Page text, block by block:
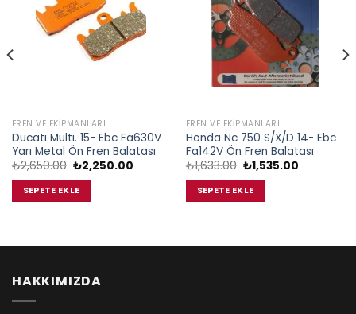
FREN VE EKIPMANLARI
Ducatı Multı. 15- Ebc Fa630V
Yarı Metal Ön Fren Balatası
₺2,650.00 Orijinal
fiyat:
₺2,650.00.
₺2,250.00Şu
SEPETE EKLE
FREN VE EKIPMANLARI
Honda Nc 750 S/X/D 14- Ebc
Fa142V Ön Fren Balatası
₺1,633.00 Orijinal
fiyat:
₺1,633.00.
₺1,535.00Şu
SEPETE EKLE
HAKKIMIZDA